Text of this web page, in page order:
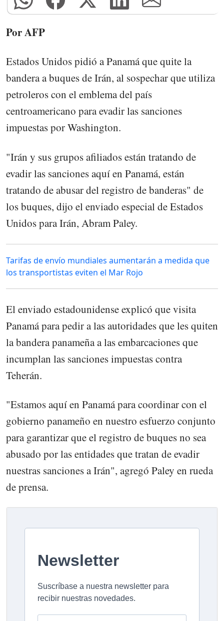
Por AFP
Estados Unidos pidió a Panamá que quite la
bandera a buques de Irán, al sospechar que utiliza
petroleros con el emblema del país
centroamericano para evadir las sanciones
impuestas por Washington.
"Irán y sus grupos afiliados están tratando de
evadir las sanciones aquí en Panamá, están
tratando de abusar del registro de banderas" de
los buques, dijo el enviado especial de Estados
Unidos para Irán, Abram Paley.
Tarifas de envío mundiales aumentarán a medida que
los transportistas eviten el Mar Rojo
El enviado estadounidense explicó que visita
Panamá para pedir a las autoridades que les quiten
la bandera panameña a las embarcaciones que
incumplan las sanciones impuestas contra
Teherán.
"Estamos aquí en Panamá para coordinar con el
gobierno panameño en nuestro esfuerzo conjunto
para garantizar que el registro de buques no sea
abusado por las entidades que tratan de evadir
nuestras sanciones a Irán", agregó Paley en rueda
de prensa.